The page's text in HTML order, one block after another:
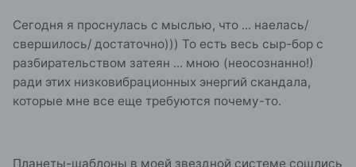
Сегодня я проснулась с мыслью, что ... наелась/
свершилось/ достаточно))) То есть весь сыр-бор с
разбирательством затеян ... мною (неосознанно!)
ради этих низковибрационных энергий скандала,
которые мне все еще требуются почему-то.
Планеты-шаблоны в моей звездной системе сошлись